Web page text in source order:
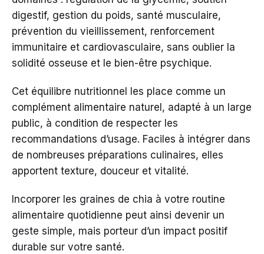
digestif, gestion du poids, santé musculaire,
prévention du vieillissement, renforcement
immunitaire et cardiovasculaire, sans oublier la
solidité osseuse et le bien-être psychique.
Cet équilibre nutritionnel les place comme un
complément alimentaire naturel, adapté à un large
public, à condition de respecter les
recommandations d’usage. Faciles à intégrer dans
de nombreuses préparations culinaires, elles
apportent texture, douceur et vitalité.
Incorporer les graines de chia à votre routine
alimentaire quotidienne peut ainsi devenir un
geste simple, mais porteur d’un impact positif
durable sur votre santé.